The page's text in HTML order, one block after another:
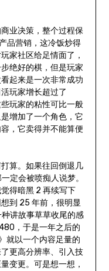
业决策，整个过程保
品营销，这冷饭炒得
家社区给足情面了，
绝好的棋，但是玩家
起来是一次非常成功
玩家增长超过了
玩家的粘性可比一般
增加了一个角色，它
，它卖得并不能算便
算。如果往回倒退几
定会被喷痴人说梦。
得暗黑 2 再续写下
到 25 年前，很明显
讲故事草草收尾的感
，于是一年之后的
就以一个内容足量的
更高分辨率、引入技
变更。可是想一想，